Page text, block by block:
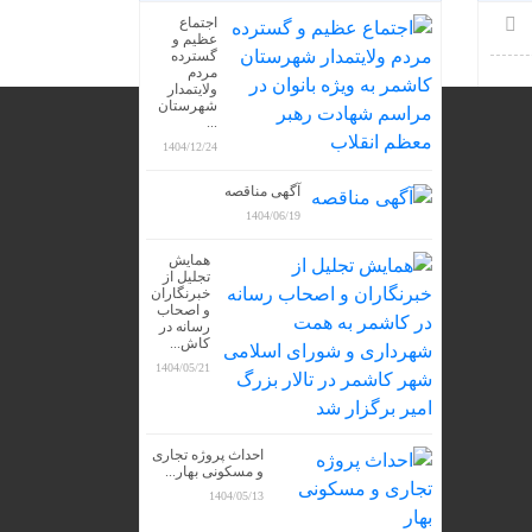
اجتماع
عظیم و
گسترده
مردم
ولایتمدار
شهرستان
...
1404/12/24
آگهی مناقصه
1404/06/19
همایش
تجلیل از
خبرنگاران
و اصحاب
رسانه در
کاش...
1404/05/21
احداث پروژه تجاری
و مسکونی بهار...
1404/05/13